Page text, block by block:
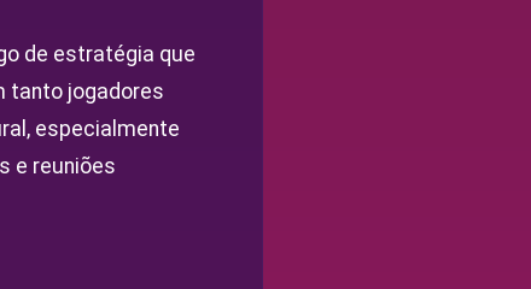
de estratégia que
tanto jogadores
especialmente
e reuniões